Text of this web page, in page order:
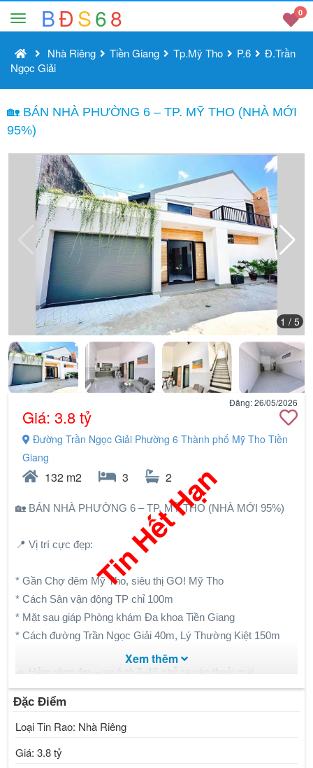
BĐS68 0
Nhà Riêng Tiền Giang Tp.Mỹ Tho P.6
Đ.Trần
Ngọc Giải
🏡 BÁN NHÀ PHƯỜNG 6 – TP. MỸ THO (NHÀ MỚI
95%)
1 / 5
Tin Hết Hạn
Đăng: 26/05/2026
Giá: 3.8 tỷ
Đường Trần Ngọc Giải Phường 6 Thành phố Mỹ Tho Tiền
Giang
132 m2 3 2
🏡 BÁN NHÀ PHƯỜNG 6 – TP. MỸ THO (NHÀ MỚI 95%)
📍 Vị trí cực đẹp:
* Gần Chợ đêm Mỹ Tho, siêu thị GO! Mỹ Tho
* Cách Sân vận động TP chỉ 100m
* Mặt sau giáp Phòng khám Đa khoa Tiền Giang
* Cách đường Trần Ngọc Giải 40m, Lý Thường Kiệt 150m
🚗 Hẻm rộng 4m – xe ô tô 7–16 chỗ ra vào thoải mái
⸻
Xem thêm
Đặc Điểm
Loại Tin Rao: Nhà Riêng
Giá: 3.8 tỷ